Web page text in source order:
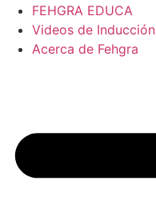
FEHGRA EDUCA
Videos de Inducción
Acerca de Fehgra